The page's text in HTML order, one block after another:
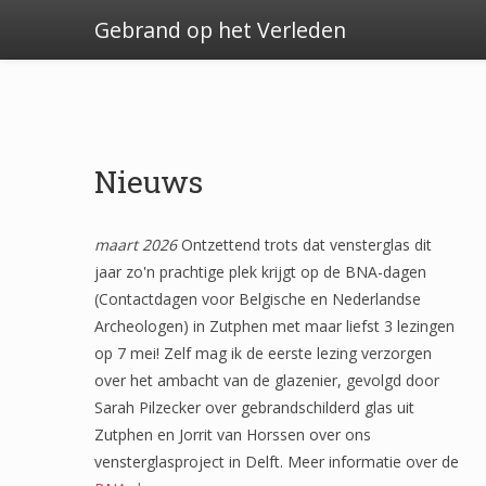
Gebrand op het Verleden
Nieuws
maart 2026Ontzettend trots dat vensterglas dit
jaar zo'n prachtige plek krijgt op de BNA-dagen
(Contactdagen voor Belgische en Nederlandse
Archeologen) in Zutphen met maar liefst 3 lezingen
op 7 mei! Zelf mag ik de eerste lezing verzorgen
over het ambacht van de glazenier, gevolgd door
Sarah Pilzecker over gebrandschilderd glas uit
Zutphen en Jorrit van Horssen over ons
vensterglasproject in Delft. Meer informatie over de